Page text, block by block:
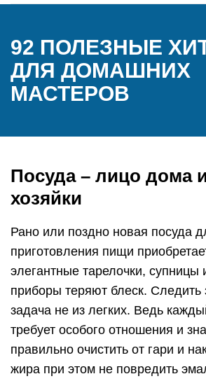
92 ПОЛЕЗНЫЕ
ДЛЯ ДОМАШНИХ
МАСТЕРОВ
Посуда – лицо дома
хозяйки
Рано или поздно новая посуда
приготовления пищи
элегантные тарелочки, супницы
приборы теряют блеск. Следить
задача не из легких. Ведь
требует особого отношения и
правильно очистить от гари и
жира при этом не повредить